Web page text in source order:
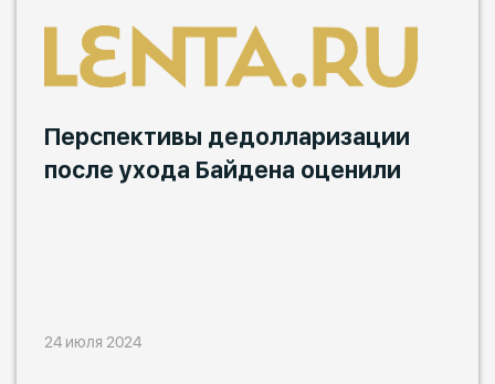
Перспективы дедолларизации
после ухода Байдена оценили
24 июля 2024